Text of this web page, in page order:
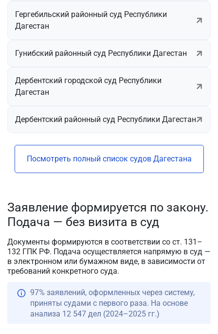
Гергебильский районный суд Республики
Дагестан
Гунибский районный суд Республики Дагестан
Дербентский городской суд Республики
Дагестан
Дербентский районный суд Республики Дагестан
Посмотреть полный список судов Дагестана
Заявление формируется по закону.
Подача — без визита в суд
Документы формируются в соответствии со ст. 131–
132 ГПК РФ. Подача осуществляется напрямую в суд —
в электронном или бумажном виде, в зависимости от
требований конкретного суда.
97% заявлений, оформленных через систему,
приняты судами с первого раза. На основе
анализа 12 547 дел (2024–2025 гг.)